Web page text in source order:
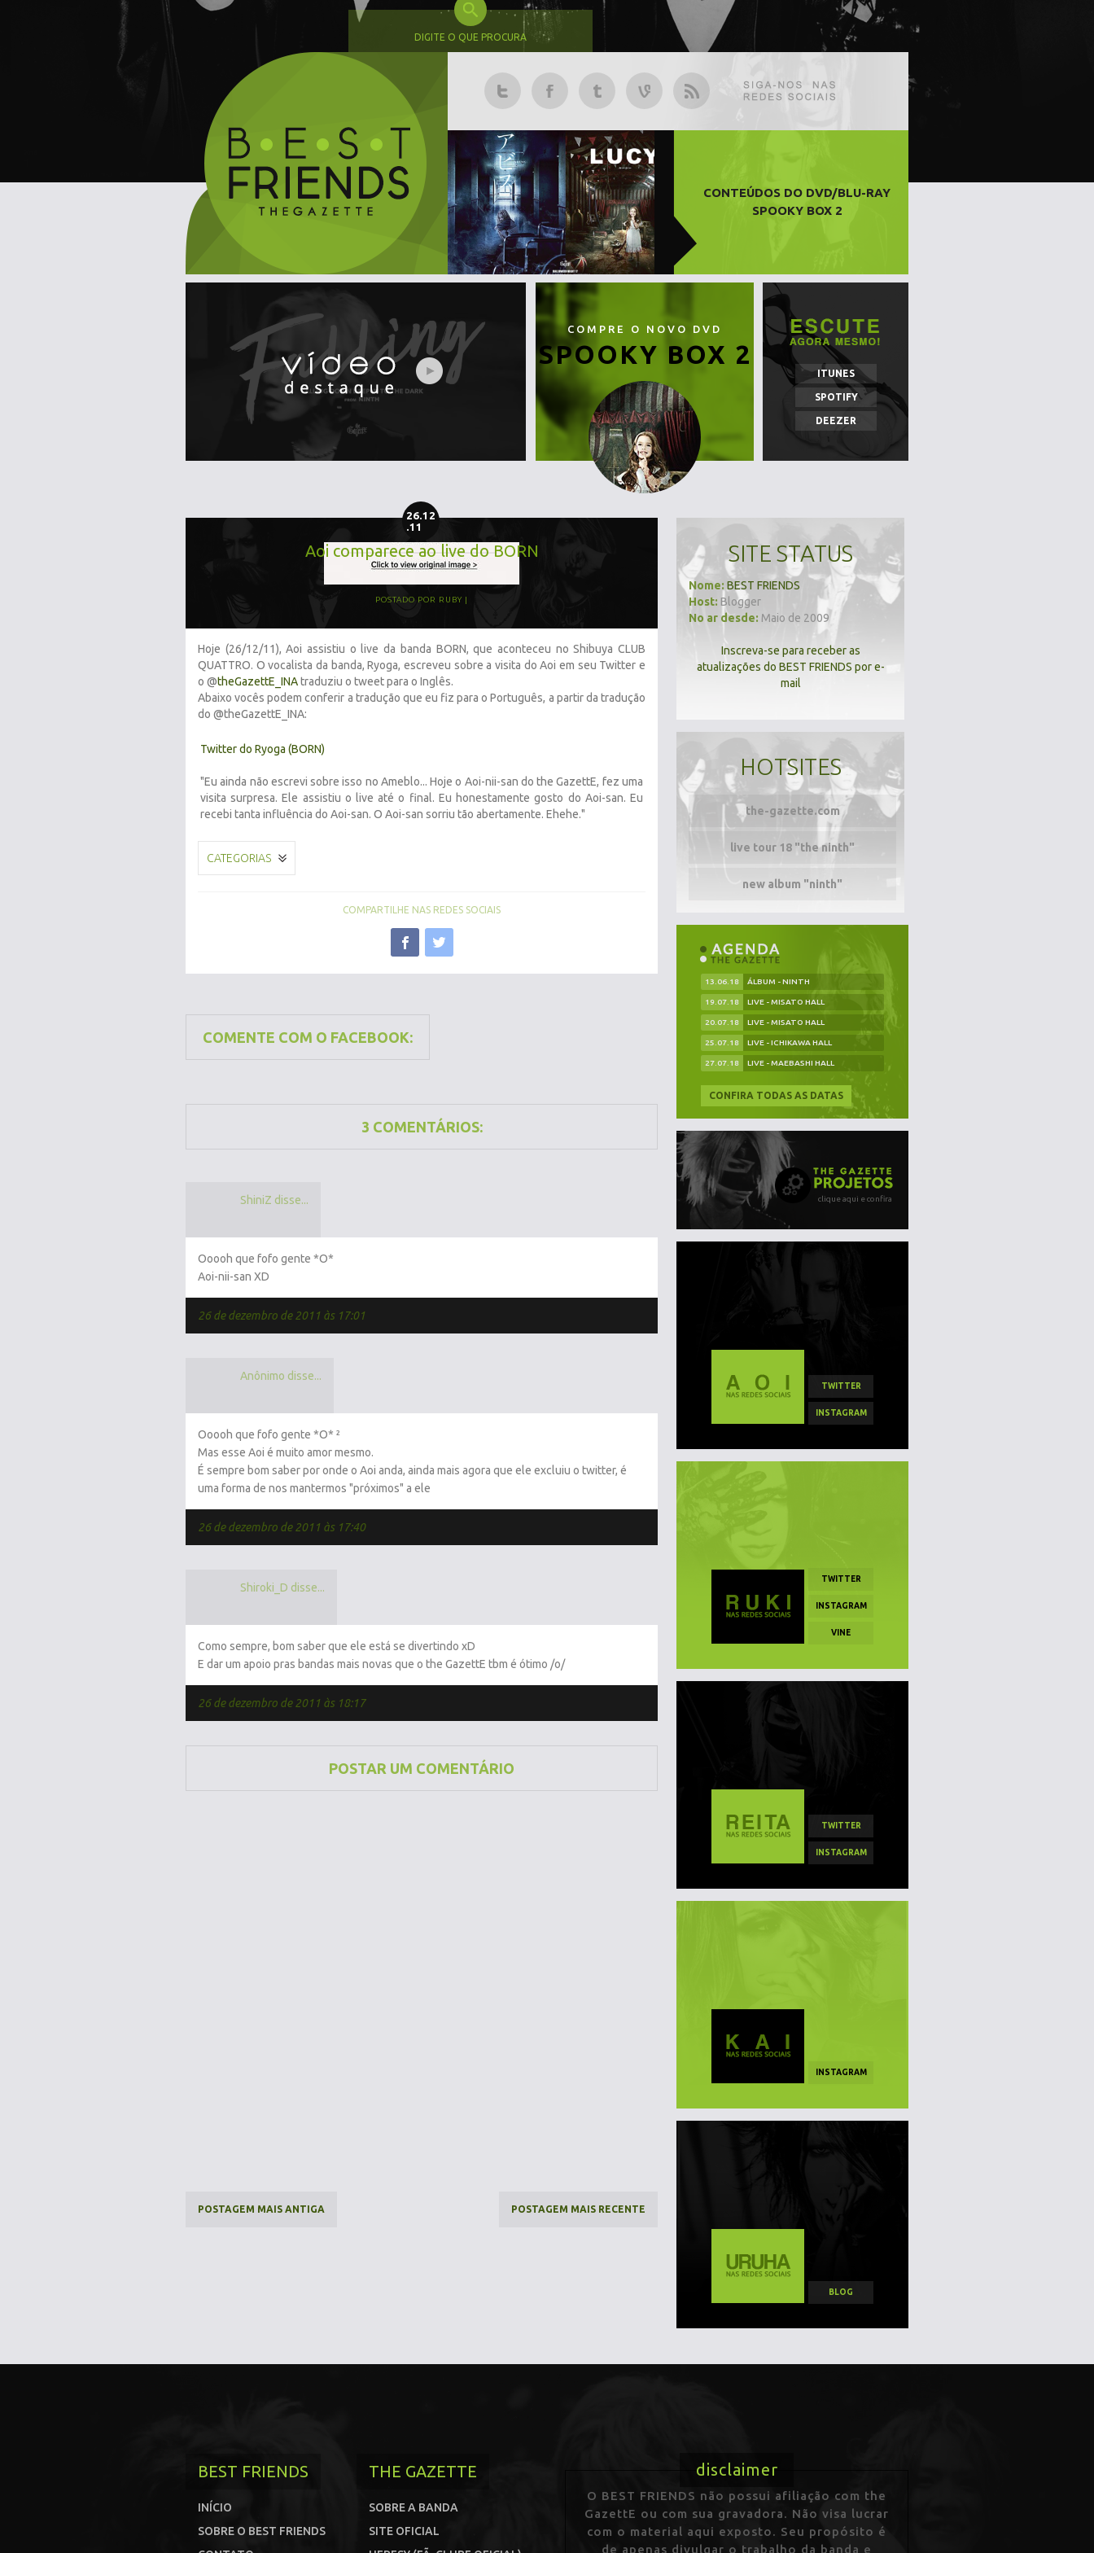
DIGITE O QUE PROCURA
CONTEÚDOS DO DVD/BLU-RAY
SPOOKY BOX 2
COMPRE O NOVO DVD
SPOOKY BOX 2
ITUNES
SPOTIFY
DEEZER
26.12
.11
Aoi comparece ao live do BORN
POSTADO POR RUBY
Hoje (26/12/11), Aoi assistiu o live da banda BORN, que aconteceu no Shibuya CLUB
QUATTRO. O vocalista da banda, Ryoga, escreveu sobre a visita do Aoi em seu Twitter e
o @theGazettE_INAtraduziu o tweet para o Inglês.
Abaixo vocês podem conferir a tradução que eu fiz para o Português, a partir da tradução
do @theGazettE_INA:
Twitter do Ryoga (BORN)
"Eu ainda não escrevi sobre isso no Ameblo... Hoje o Aoi-nii-san do the GazettE, fez uma
visita surpresa. Ele assistiu o live até o final. Eu honestamente gosto do Aoi-san. Eu
recebi tanta influência do Aoi-san. O Aoi-san sorriu tão abertamente. Ehehe."
CATEGORIAS
COMPARTILHE NAS REDES SOCIAIS
COMENTE COM O FACEBOOK:
3 COMENTÁRIOS:
ShiniZ disse...
Ooooh que fofo gente *O*
Aoi-nii-san XD
26 de dezembro de 2011 às 17:01
Anônimo disse...
Ooooh que fofo gente *O* ²
Mas esse Aoi é muito amor mesmo.
É sempre bom saber por onde o Aoi anda, ainda mais agora que ele excluiu o twitter, é
uma forma de nos mantermos "próximos" a ele
26 de dezembro de 2011 às 17:40
Shiroki_D disse...
Como sempre, bom saber que ele está se divertindo xD
E dar um apoio pras bandas mais novas que o the GazettE tbm é ótimo /o/
26 de dezembro de 2011 às 18:17
POSTAR UM COMENTÁRIO
POSTAGEM MAIS RECENTE
POSTAGEM MAIS ANTIGA
SITE STATUS
Nome: BEST FRIENDS
Host: Blogger
No ar desde: Maio de 2009
Inscreva-se para receber as
atualizações do BEST FRIENDS por e-
mail
HOTSITES
the-gazette.com
live tour 18 "the ninth"
new album "ninth"
13.06.18 ÁLBUM - NINTH
19.07.18 LIVE - MISATO HALL
20.07.18 LIVE - MISATO HALL
25.07.18 LIVE - ICHIKAWA HALL
27.07.18 LIVE - MAEBASHI HALL
CONFIRA TODAS AS DATAS
clique aqui e confira
TWITTER
INSTAGRAM
TWITTER
INSTAGRAM
VINE
TWITTER
INSTAGRAM
INSTAGRAM
BLOG
BEST FRIENDS
INÍCIO
SOBRE O BEST FRIENDS
THE GAZETTE
SOBRE A BANDA
SITE OFICIAL
disclaimer
O BEST FRIENDS não possui afiliação com the
GazettE ou com sua gravadora. Não visa lucrar
com o material aqui exposto. Seu propósito é
de apenas divulgar o trabalho da banda e